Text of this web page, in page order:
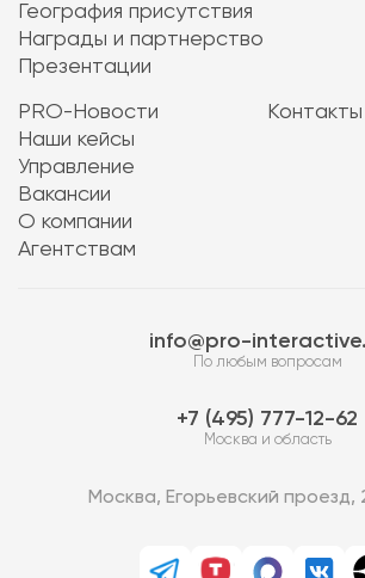
География присутствия
Награды и партнерство
Презентации
PRO-Новости
Наши кейсы
Управление
Вакансии
О компании
Агентствам
Контакты
info@pro-
По любым вопросам
7 (495) 777-12-62
Москва и область
Москва, Егорьевский проезд,